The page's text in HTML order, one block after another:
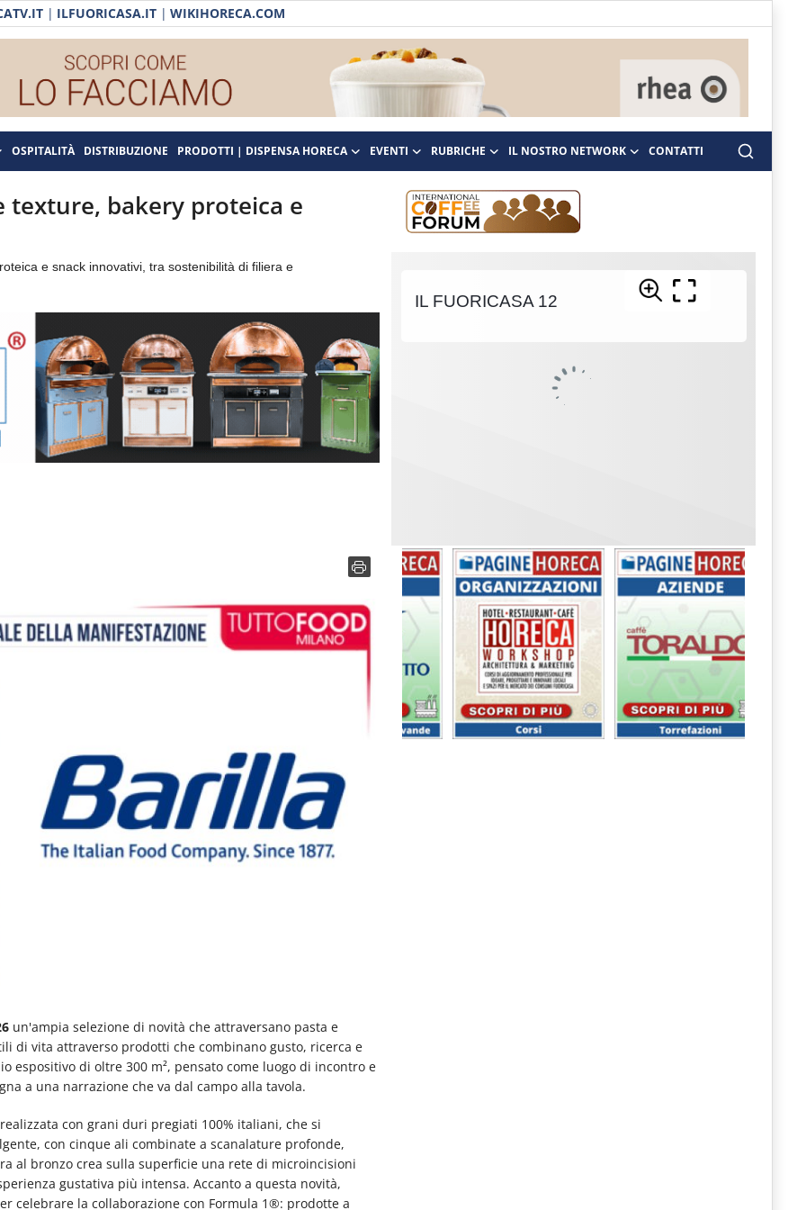
| ILFUORICASA.IT | WIKIHORECA.COM
OSPITALITÀ DISTRIBUZIONE PRODOTTI | DISPENSA HORECA EVENTI RUBRICHE IL NOSTRO NETWORK CONTATTI
texture, bakery proteica e
e snack innovativi, tra sostenibilità di filiera e
un'ampia selezione di novità che attraversano pasta e
di vita attraverso prodotti che combinano gusto, ricerca e
espositivo di oltre 300 m², pensato come luogo di incontro e
a una narrazione che va dal campo alla tavola.
con grani duri pregiati 100% italiani, che si
con cinque ali combinate a scanalature profonde,
al bronzo crea sulla superficie una rete di microincisioni
gustativa più intensa. Accanto a questa novità,
celebrare la collaborazione con Formula 1®: prodotte a